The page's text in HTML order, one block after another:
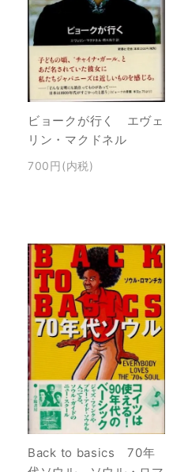
ビョークが行く エヴェ
リン・マクドネル
700円(内税)
Back to basics 70年